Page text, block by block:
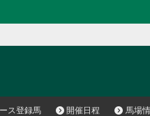
ス登録馬 開催日程 馬場